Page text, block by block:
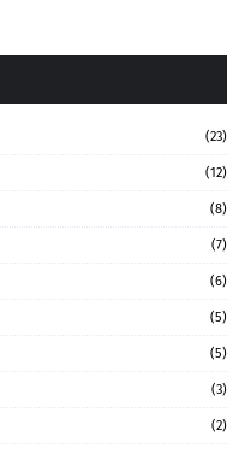
(23)
(12)
(8)
(7)
(6)
(5)
(5)
(3)
(2)